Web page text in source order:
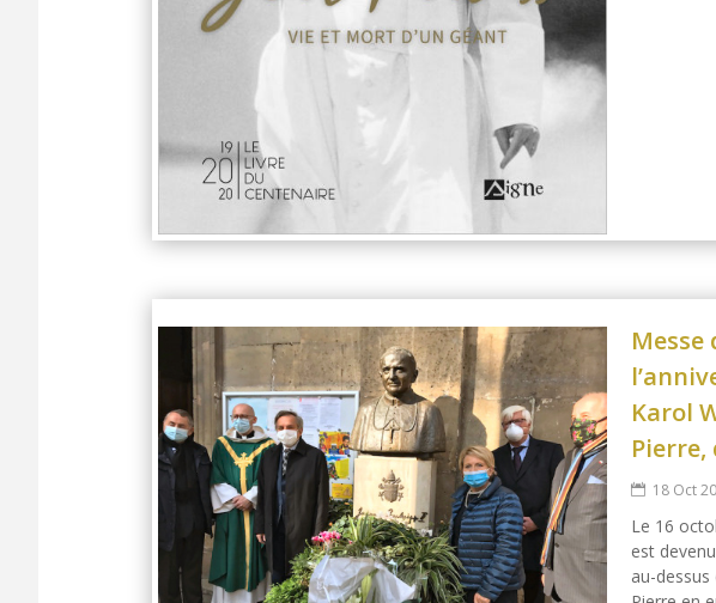
Messe
Karol
Pierre,
18 Oct
Le 16
est
au-dessus